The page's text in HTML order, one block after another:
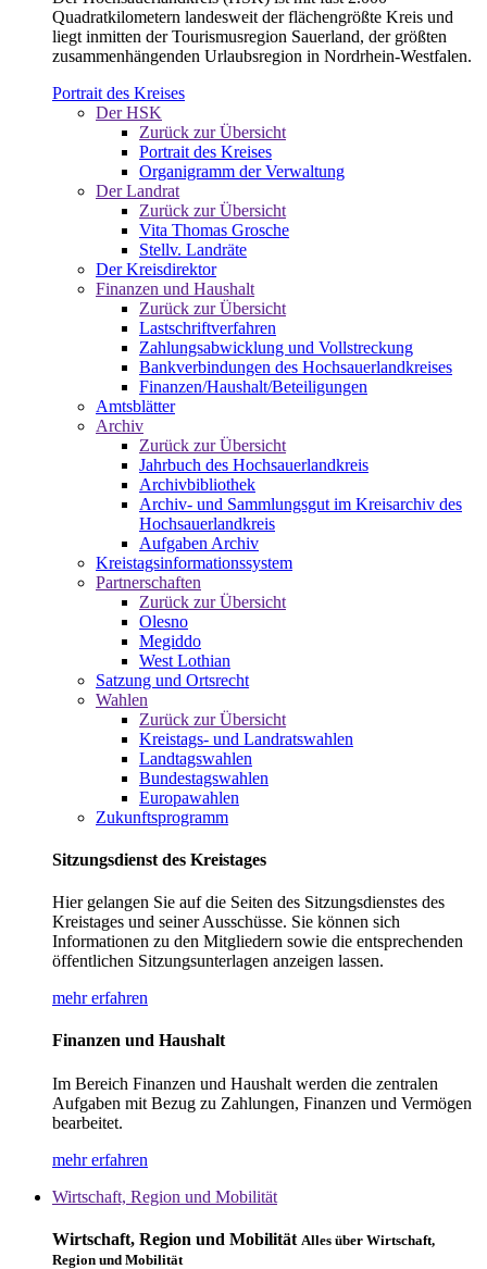
Quadratkilometern landesweit der flächengrößte Kreis und
liegt inmitten der Tourismusregion Sauerland, der größten
zusammenhängenden Urlaubsregion in Nordrhein-Westfalen.
Portrait des Kreises
Der HSK
Zurück zur Übersicht
Portrait des Kreises
Organigramm der Verwaltung
Der Landrat
Zurück zur Übersicht
Vita Thomas Grosche
Stellv. Landräte
Der Kreisdirektor
Finanzen und Haushalt
Zurück zur Übersicht
Lastschriftverfahren
Zahlungsabwicklung und Vollstreckung
Bankverbindungen des Hochsauerlandkreises
Finanzen/Haushalt/Beteiligungen
Amtsblätter
Archiv
Zurück zur Übersicht
Jahrbuch des Hochsauerlandkreis
Archivbibliothek
Archiv- und Sammlungsgut im Kreisarchiv des
Hochsauerlandkreis
Aufgaben Archiv
Kreistagsinformationssystem
Partnerschaften
Zurück zur Übersicht
Olesno
Megiddo
West Lothian
Satzung und Ortsrecht
Wahlen
Zurück zur Übersicht
Kreistags- und Landratswahlen
Landtagswahlen
Bundestagswahlen
Europawahlen
Zukunftsprogramm
Sitzungsdienst des Kreistages
Hier gelangen Sie auf die Seiten des Sitzungsdienstes des
Kreistages und seiner Ausschüsse. Sie können sich
Informationen zu den Mitgliedern sowie die entsprechenden
öffentlichen Sitzungsunterlagen anzeigen lassen.
mehr erfahren
Finanzen und Haushalt
Im Bereich Finanzen und Haushalt werden die zentralen
Aufgaben mit Bezug zu Zahlungen, Finanzen und Vermögen
bearbeitet.
mehr erfahren
Wirtschaft, Region und Mobilität
Wirtschaft, Region und Mobilität Alles über Wirtschaft,
Region und Mobilität